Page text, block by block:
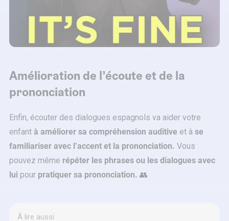
Amélioration de l’écoute et de la
prononciation
Enfin, écouter des dialogues espagnols va aider votre
enfant à améliorer sa compréhension auditive et à se
familiariser avec l’accent et la prononciation. Vous
pouvez même répéter les phrases ou les dialogues avec
lui pour pratiquer sa prononciation. 👥
À lire aussi